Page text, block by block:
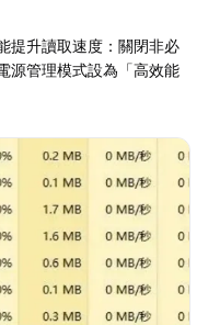
提升讀取速度：關閉非必
源管理模式設為「高效能